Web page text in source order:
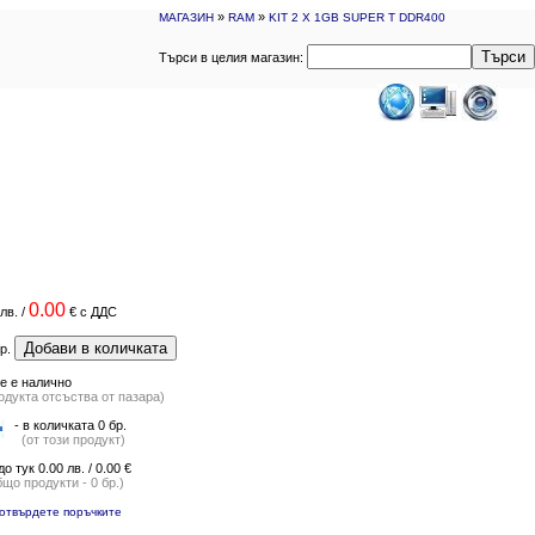
МАГАЗИН » RAM » KIT 2 X 1GB SUPER T DDR400
Търси в целия магазин: Търси
лв. / 0.00 €с ДДС
Добави в количката
е налично
отсъства от пазара)
- в количката 0 бр.
(от този продукт)
тук 0.00 лв. / 0.00 €
продукти - 0 бр.)
поръчките